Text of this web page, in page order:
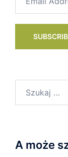
Address
A może